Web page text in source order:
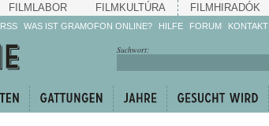
FILMLABOR FILMKULTÚRA FILMHIRADÓK
RSS WAS IST GRAMOFON ONLINE? HILFE
Machen Sie mit!
weiter!
FORUM KONTAKT
Suchwort: